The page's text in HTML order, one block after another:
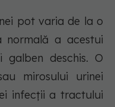
pot varia de la o
normală a acestui
deschis. O
mirosului urinei
infecții a tractului